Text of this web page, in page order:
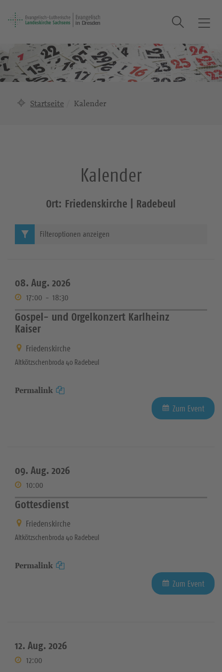
T
g
g
l
Suche
Startseite Kalender
Kalender
Ort: Friedenskirche | Radebeul
08. Aug. 2026
17:00 - 18:30
Gospel- und Orgelkonzert Karlheinz
Kaiser
Friedenskirche
Altkötzschenbroda 40 Radebeul
Permalink
Zum Event
09. Aug. 2026
10:00
Gottesdienst
Friedenskirche
Altkötzschenbroda 40 Radebeul
Permalink
Zum Event
12. Aug. 2026
12:00
Filteroptionen anzeigen